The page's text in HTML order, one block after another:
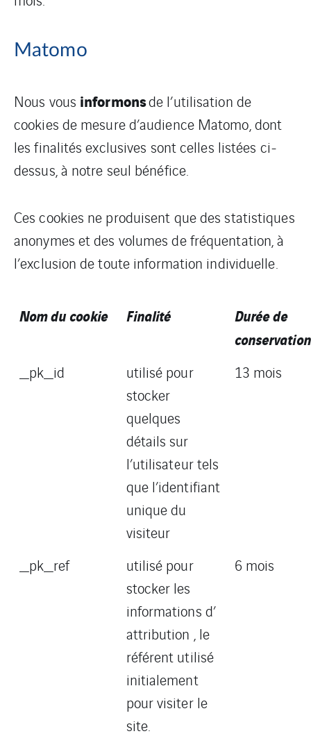
Matomo
Nous vous informonsde l’utilisation de
cookies de mesure d’audience Matomo, dont
les finalités exclusives sont celles listées ci-
dessus, à notre seul bénéfice.
Ces cookies ne produisent que des statistiques
anonymes et des volumes de fréquentation, à
l’exclusion de toute information individuelle.
Nom du cookie Finalité
Durée de
conservation
_pk_id
utilisé pour
stocker
quelques
détails sur
l’utilisateur tels
que l’identifiant
unique du
visiteur
13 mois
_pk_ref
utilisé pour
stocker les
informations d’
attribution , le
référent utilisé
initialement
pour visiter le
site.
6 mois